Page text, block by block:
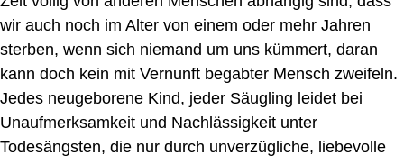
wir auch noch im Alter von einem oder mehr Jahren
sterben, wenn sich niemand um uns kümmert, daran
kann doch kein mit Vernunft begabter Mensch zweifeln.
Jedes neugeborene Kind, jeder Säugling leidet bei
Unaufmerksamkeit und Nachlässigkeit unter
Todesängsten, die nur durch unverzügliche, liebevolle